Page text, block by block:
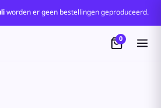
worden er geen bestellingen geproduceerd.
0